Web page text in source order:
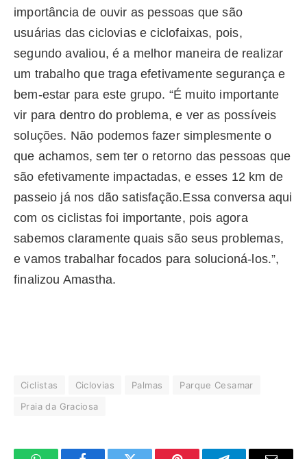
importância de ouvir as pessoas que são
usuárias das ciclovias e ciclofaixas, pois,
segundo avaliou, é a melhor maneira de realizar
um trabalho que traga efetivamente segurança e
bem-estar para este grupo. “É muito importante
vir para dentro do problema, e ver as possíveis
soluções. Não podemos fazer simplesmente o
que achamos, sem ter o retorno das pessoas que
são efetivamente impactadas, e esses 12 km de
passeio já nos dão satisfação.Essa conversa aqui
com os ciclistas foi importante, pois agora
sabemos claramente quais são seus problemas,
e vamos trabalhar focados para solucioná-los.”,
finalizou Amastha.
Ciclistas Ciclovias Palmas
Parque Cesamar
Praia da Graciosa